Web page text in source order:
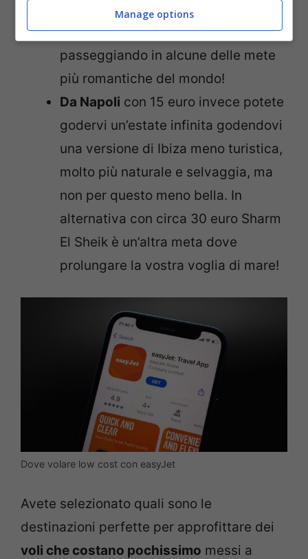
moltissime città francesi super cool
in autunno e ammirare il foliage
passeggiando in alcune delle mete
più romantiche del mondo!
Da Napoli con 15 euro invece potete
godervi un’estate infinita godendovi
una versione di Ibiza meno turistica,
molto più naturale e selvaggia, ma
non per questo meno bella. In
alternativa con circa 30 euro Sharm
El Sheik è un’altra meta dove
prolungare la vostra voglia di mare!
Dove volare low cost con easyJet
Avete selezionato quali sono le
destinazioni perfette per approfittare dei
voli che costano pochissimo messi a
Manage options